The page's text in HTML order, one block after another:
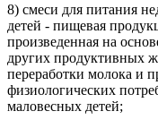
8) смеси для питания
детей - пищевая
произведенная на
других продуктивных
переработки молока и
физиологических
маловесных детей;